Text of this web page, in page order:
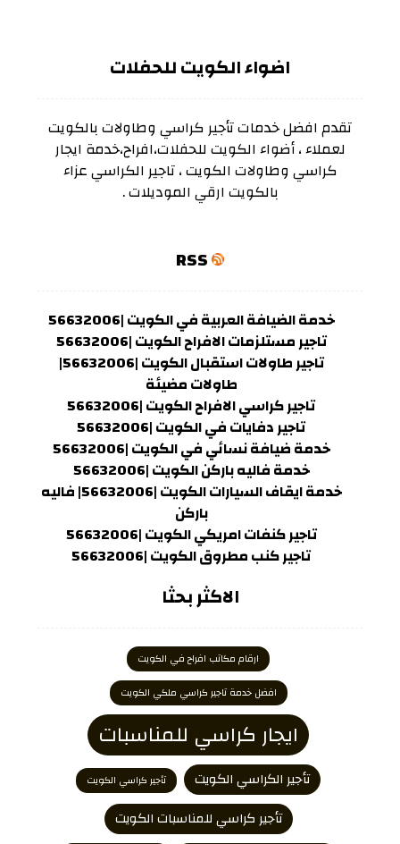
اضواء الكويت للحفلات
تقدم افضل خدمات تأجير كراسي وطاولات بالكويت
لعملاء ، أضواء الكويت للحفلات،افراح،خدمة ايجار
كراسي وطاولات الكويت ، تاجير الكراسي عزاء
بالكويت ارقي الموديلات .
RSS
خدمة الضيافة العربية في الكويت |56632006
تاجير مستلزمات الافراح الكويت |56632006
تاجير طاولات استقبال الكويت |56632006|
طاولات مضيئة
تاجير كراسي الافراح الكويت |56632006
تاجير دفايات في الكويت |56632006
خدمة ضيافة نسائي في الكويت |56632006
خدمة فاليه باركن الكويت |56632006
خدمة ايقاف السيارات الكويت |56632006| فاليه
باركن
تاجير كنفات امريكي الكويت |56632006
تاجير كنب مطروق الكويت |56632006
الاكثر بحثا
ارقام مكاتب افراح في الكويت
افضل خدمة تاجير كراسي ملكي الكويت
ايجار كراسي للمناسبات
تأجير الكراسي الكويت تأجير كراسي الكويت
تأجير كراسي للمناسبات الكويت